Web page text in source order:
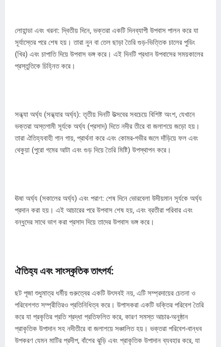
লোহান্ডা এবং খরনা: দ্বিতীয় দিনে, ভক্তরা একটি দিনব্যাপী উপবাস পালন করে যা
সূর্যাস্তের পরে শেষ হয়। তারা নুন বা তেল ছাড়া তৈরি গুড়-ভিত্তিক চালের পুডিং
(খির) এবং চাপাতি দিয়ে উপবাস ভঙ্গ করে। এই দিনটি প্রধান উপবাসের সময়কালের
প্রস্তুতিকে চিহ্নিত করে।
সন্ধ্যা অর্ঘ্য (সন্ধ্যার অর্ঘ্য): তৃতীয় দিনটি উত্সবের সবচেয়ে বিশিষ্ট অংশ, যেখানে
ভক্তরা অস্তগামী সূর্যকে অর্ঘ্য (প্রসাদ) দিতে নদীর তীরে বা জলাশয়ে জড়ো হয়।
তারা ঐতিহ্যবাহী গান গায়, প্রার্থনা করে এবং কোমর-গভীর জলে দাঁড়িয়ে ফল এবং
থেকুয়া (পুরো গমের আটা এবং গুড় দিয়ে তৈরি মিষ্টি) উপস্থাপন করে।
ঊষা অর্ঘ্য (সকালের অর্ঘ্য) এবং পরাণ: শেষ দিনে ভোরবেলা উদীয়মান সূর্যকে অর্ঘ্য
প্রদান করা হয়। এই আচারের পরে উপবাস শেষ হয়, এবং ব্রতীরা পরিবার এবং
বন্ধুদের সাথে ভাগ করা প্রসাদ দিয়ে তাদের উপবাস ভঙ্গ করে।
ঐতিহ্য এবং সাংস্কৃতিক তাৎপর্য:
ছট পূজা শুধুমাত্র ধর্মীয় গুরুত্বের একটি উৎসবই নয়, এটি সম্প্রদায়ের চেতনা ও
পরিবেশগত সম্প্রীতিরও প্রতিনিধিত্ব করে। উপাসকরা একটি ভক্তির পরিবেশ তৈরি
করে যা প্রকৃতির প্রতি শ্রদ্ধা প্রতিফলিত করে, কারণ সমস্ত আচার-অনুষ্ঠান
প্রাকৃতিক উপাদান সহ নদীতীরে বা জলাশয়ে সঞ্চালিত হয়। ভক্তরা পরিবেশ-বান্ধব
উপকরণ যেমন মাটির প্রদীপ, বাঁশের ঝুড়ি এবং প্রাকৃতিক উপাদান ব্যবহার করে, যা